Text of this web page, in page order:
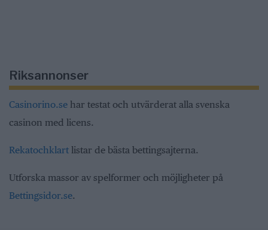
Riksannonser
Casinorino.se har testat och utvärderat alla svenska
casinon med licens.
Rekatochklart listar de bästa bettingsajterna.
Utforska massor av spelformer och möjligheter på
Bettingsidor.se.